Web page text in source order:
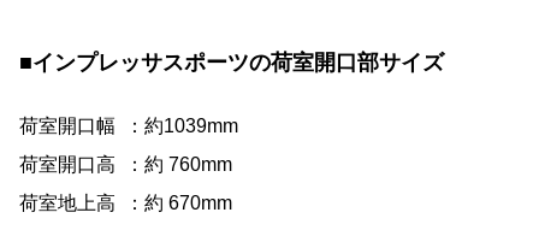
■インプレッサスポーツの荷室開口部サイズ
荷室開口幅 ：約1039mm
荷室開口高 ：約 760mm
荷室地上高 ：約 670mm